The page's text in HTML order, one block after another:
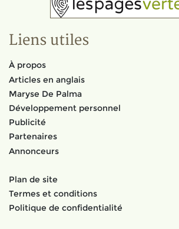
Liens utiles
À propos
Articles en anglais
Maryse De Palma
Développement personnel
Publicité
Partenaires
Annonceurs
Plan de site
Termes et conditions
Politique de confidentialité